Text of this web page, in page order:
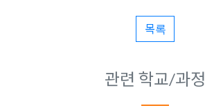
목록
관련 학교/과정